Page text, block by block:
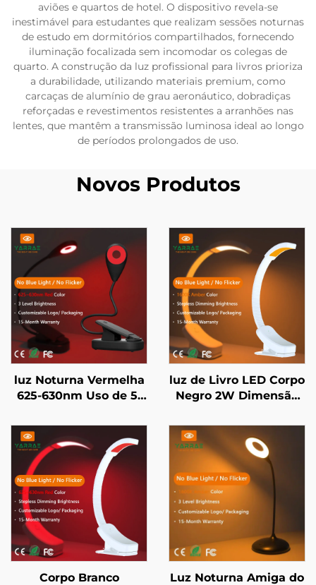
aviões e quartos de hotel. O dispositivo revela-se
inestimável para estudantes que realizam sessões noturnas
de estudo em dormitórios compartilhados, fornecendo
iluminação focalizada sem incomodar os colegas de
quarto. A construção da luz profissional para livros prioriza
a durabilidade, utilizando materiais premium, como
carcaças de alumínio de grau aeronáutico, dobradiças
reforçadas e revestimentos resistentes a arranhões nas
lentes, que mantêm a transmissão luminosa ideal ao longo
de períodos prolongados de uso.
Novos Produtos
luz Noturna Vermelha
625-630nm Uso de 5-
Brilho Corpo Negro
Recarga USB Rápida
em 1 Hora
luz de Livro LED Corpo
Negro 2W Dimensão
Azul Cor de
Iluminação Âmbar
1600K
Corpo Branco
Luz Noturna Amiga do